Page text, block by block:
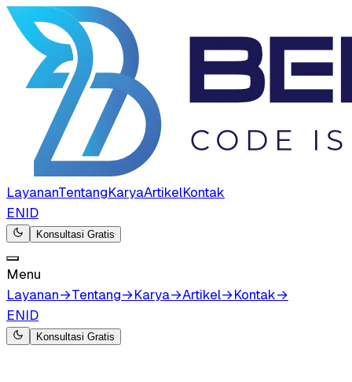
LayananTentangKaryaArtikelKontak
ENID
Konsultasi Gratis
Menu
Layanan→Tentang→Karya→Artikel→Kontak→
ENID
Konsultasi Gratis